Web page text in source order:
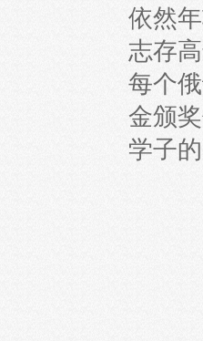
依然
志存
每个
金颁
学子